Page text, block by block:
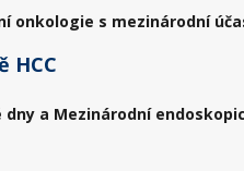
s mezinárodní
HCC
a Mezinárodní